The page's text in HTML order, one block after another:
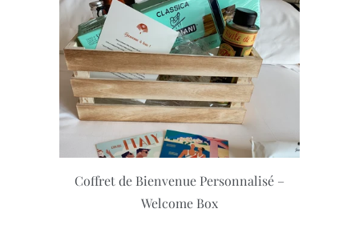
Coffret de Bienvenue Personnalisé –
Welcome Box